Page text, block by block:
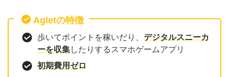
Agletの特徴
歩いてポイントを稼いだり、 デジタルスニーカ
ーを収集したりするスマホゲームアプリ
初期費用ゼロ